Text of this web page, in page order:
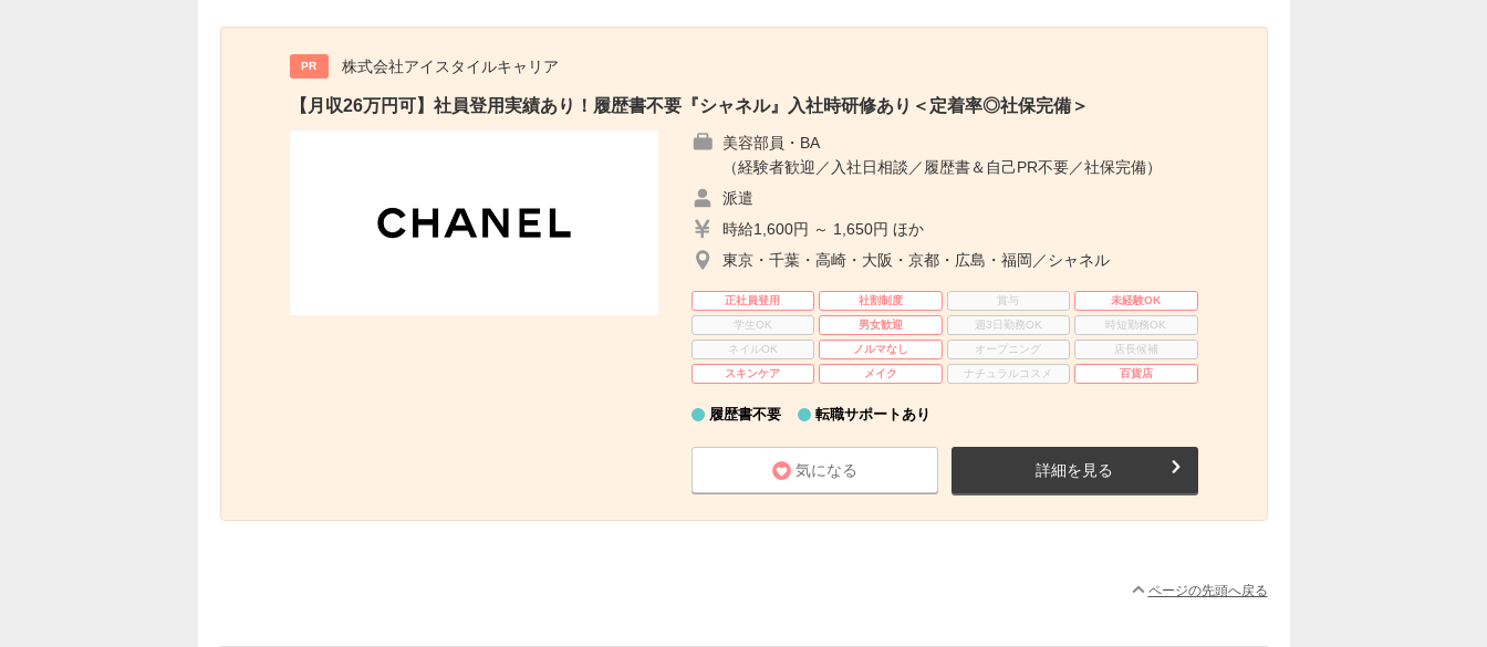
PR 株式会社アイスタイルキャリア
【月収26万円可】社員登用実績あり！履歴書不要『シャネル』入社時研修あり＜定着率◎社保完備＞
美容部員・BA
（経験者歓迎／入社日相談／履歴書＆自己PR不要／社保完備）
派遣
時給1,600円 ～ 1,650円 ほか
東京・千葉・高崎・大阪・京都・広島・福岡／シャネル
正社員登用 社割制度 賞与
未経験OK
学生OK
男女歓迎 週3日勤務OK
時短勤務OK
ネイルOK
ノルマなし オープニング
店長候補
スキンケア
メイク ナチュラルコスメ 百貨店
履歴書不要 転職サポートあり
気になる 詳細を見る
ページの先頭へ戻る